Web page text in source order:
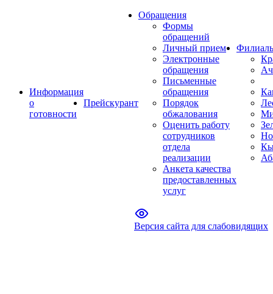
Информация
о
готовности
Прейскурант
Обращения
Формы
обращений
Личный прием
Электронные
обращения
Письменные
обращения
Порядок
обжалования
Оценить работу
сотрудников
отдела
реализации
Анкета качества
предоставленных
услуг
Версия сайта для слабовидящих